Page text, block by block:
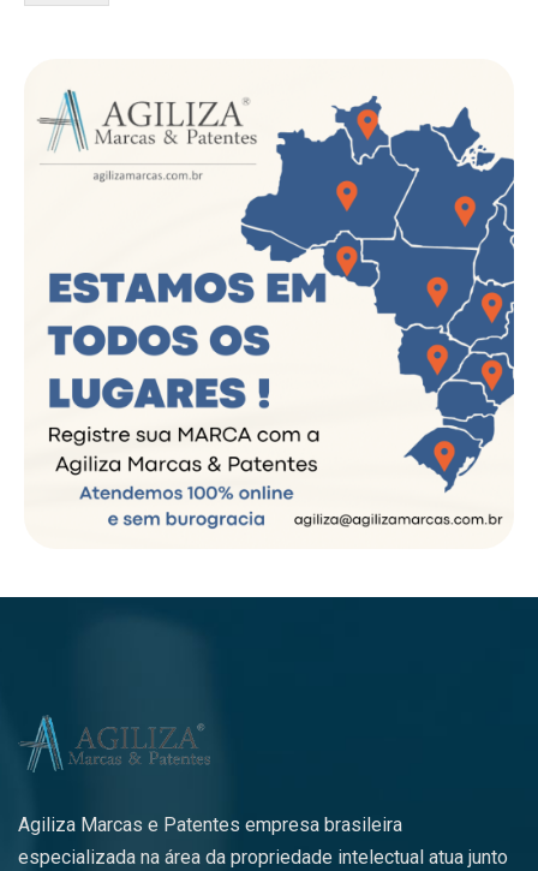
Agiliza Marcas e Patentes empresa brasileira
especializada na área da propriedade intelectual atua junto